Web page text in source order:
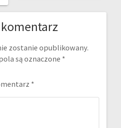
zostanie opublikowany.
są oznaczone *
*